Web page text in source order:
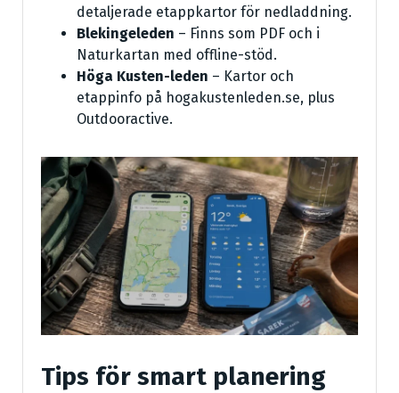
detaljerade etappkartor för nedladdning.
Blekingeleden – Finns som PDF och i
Naturkartan med offline-stöd.
Höga Kusten-leden – Kartor och
etappinfo på hogakustenleden.se, plus
Outdooractive.
Tips för smart planering